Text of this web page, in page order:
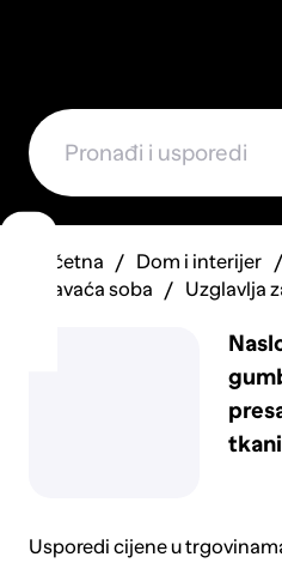
Početna Dom i interijer
Spavaća soba
Uzglavlja
Usporedi cijene u